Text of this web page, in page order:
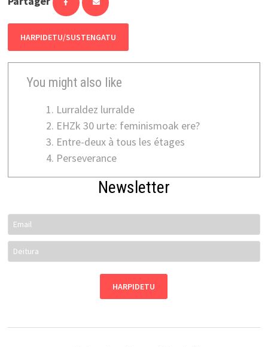
HARPIDETU/SUSTENGATU
You might also like
Lurraldez lurralde
EHZk 30 urte: feminismoak ere?
Entre-deux à tous les étages
Perseverance
Newsletter